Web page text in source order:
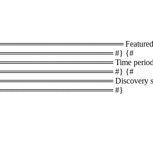
Featured
#} {#
Time periods
#} {#
Discovery
#}